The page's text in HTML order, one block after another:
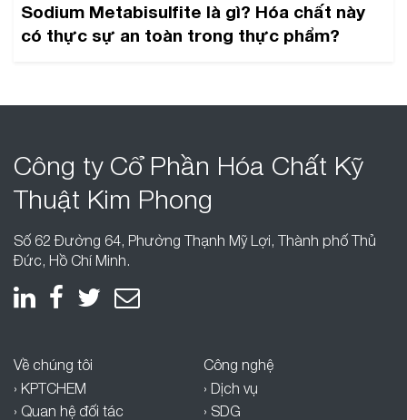
Sodium Metabisulfite là gì? Hóa chất này
có thực sự an toàn trong thực phẩm?
Công ty Cổ Phần Hóa Chất Kỹ
Thuật Kim Phong
Số 62 Đường 64, Phường Thạnh Mỹ Lợi, Thành phố Thủ
Đức, Hồ Chí Minh.
Về chúng tôi
› KPTCHEM
› Quan hệ đối tác
Công nghệ
› Dịch vụ
› SDG